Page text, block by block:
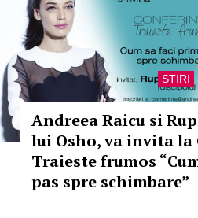
STIRI
Andreea Raicu si
lui Osho, va invita
Traieste frumos
pas spre schimbare”